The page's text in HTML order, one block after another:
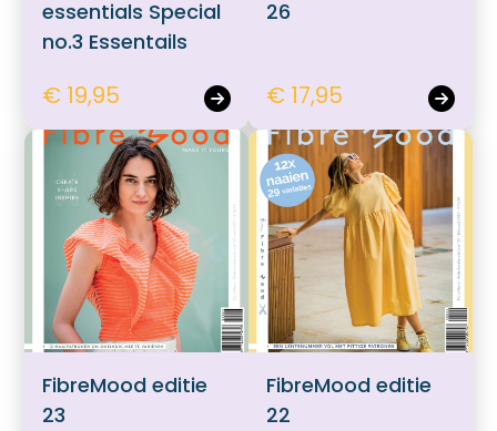
essentials Special
no.3 Essentails
€ 19,95
26
€ 17,95
FibreMood editie
23
FibreMood editie
22